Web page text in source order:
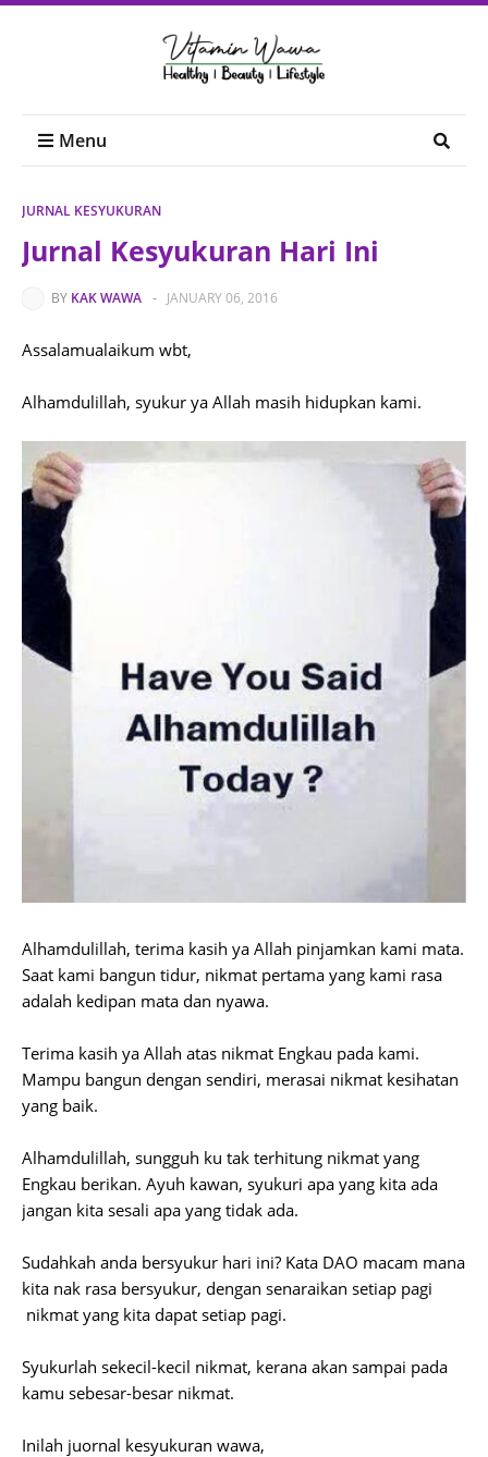
Menu
JURNAL KESYUKURAN
Jurnal Kesyukuran Hari Ini
BY KAK WAWA - JANUARY 06, 2016
Assalamualaikum wbt,
Alhamdulillah, syukur ya Allah masih hidupkan kami.
Alhamdulillah, terima kasih ya Allah pinjamkan kami mata.
Saat kami bangun tidur, nikmat pertama yang kami rasa
adalah kedipan mata dan nyawa.
Terima kasih ya Allah atas nikmat Engkau pada kami.
Mampu bangun dengan sendiri, merasai nikmat kesihatan
yang baik.
Alhamdulillah, sungguh ku tak terhitung nikmat yang
Engkau berikan. Ayuh kawan, syukuri apa yang kita ada
jangan kita sesali apa yang tidak ada.
Sudahkah anda bersyukur hari ini? Kata DAO macam mana
kita nak rasa bersyukur, dengan senaraikan setiap pagi
nikmat yang kita dapat setiap pagi.
Syukurlah sekecil-kecil nikmat, kerana akan sampai pada
kamu sebesar-besar nikmat.
Inilah juornal kesyukuran wawa,